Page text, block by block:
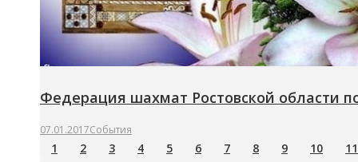
Федерация шахмат Ростовской области
07.01.2017События
1 2 3 4 5 6 7 8 9 10
11